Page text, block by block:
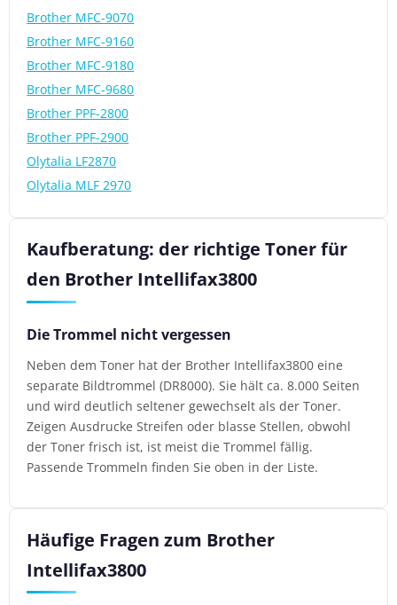
Brother MFC-9070
Brother MFC-9160
Brother MFC-9180
Brother MFC-9680
Brother PPF-2800
Brother PPF-2900
Olytalia LF2870
Olytalia MLF 2970
Kaufberatung: der richtige Toner für
den Brother Intellifax3800
Die Trommel nicht vergessen
Neben dem Toner hat der Brother Intellifax3800 eine
separate Bildtrommel (DR8000). Sie hält ca. 8.000 Seiten
und wird deutlich seltener gewechselt als der Toner.
Zeigen Ausdrucke Streifen oder blasse Stellen, obwohl
der Toner frisch ist, ist meist die Trommel fällig.
Passende Trommeln finden Sie oben in der Liste.
Häufige Fragen zum Brother
Intellifax3800